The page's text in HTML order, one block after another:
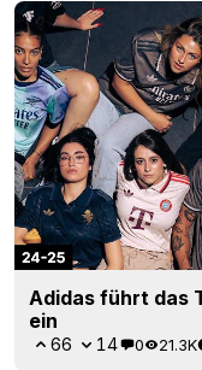
Adidas führt das
ein
66 14 0 21.3K